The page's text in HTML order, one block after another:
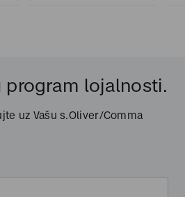
program lojalnosti.
uz Vašu s.Oliver/Comma